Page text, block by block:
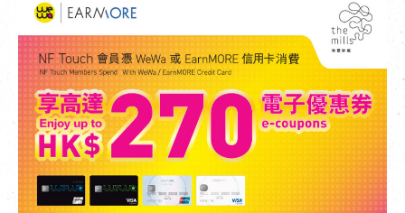
CHAT六廠
南豐作坊
其他體驗
到訪我們
開放時間及位置
穿梭巴士服務
停車場
NF TOUCH
EN|簡